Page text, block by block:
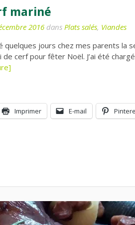
mariné
2016 dans Plats salés, Viandes
quelques jours chez mes parents la
de cerf pour fêter Noël. J’ai été
Imprimer E-mail